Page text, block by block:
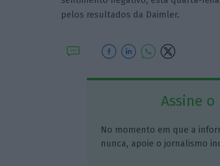
pelos resultados da Daimler.
Assine o
No momento em que a
nunca, apoie o jornalismo